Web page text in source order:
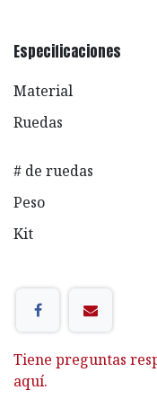
Especificaciones
Material
Ruedas
# de ruedas
Peso
Kit
Tiene preguntas
aquí.